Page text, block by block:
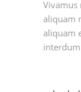
Vivamus
aliquam
aliquam